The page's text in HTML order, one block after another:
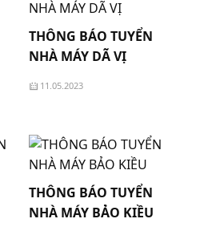
THÔNG BÁO TUYỂN
NHÀ MÁY DÃ VỊ
11.05.2023
THÔNG BÁO TUYỂN
NHÀ MÁY BẢO KIỀU